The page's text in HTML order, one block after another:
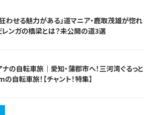
狂わせる魅力がある」道マニア・鹿取茂雄が惚れ
レンガの橋梁とは？未公開の道3選
の自転車旅｜愛知・蒲郡市へ！三河湾ぐるっと
自転車旅！【チャント！特集】